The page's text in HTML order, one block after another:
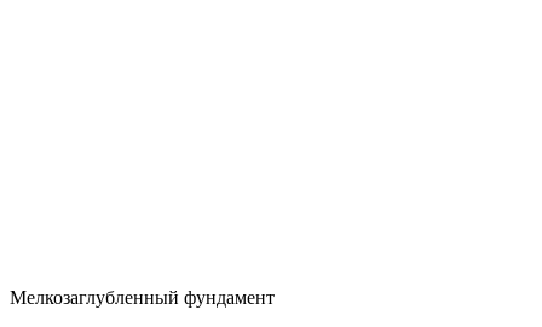
Мелкозаглубленный фундамент